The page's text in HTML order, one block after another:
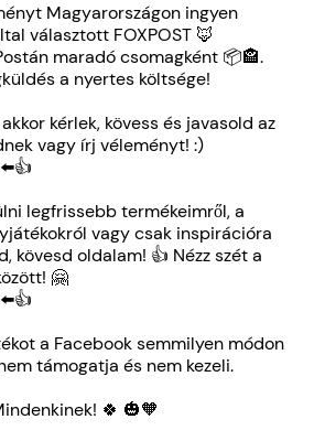
Magyarországon ingyen
választott FOXPOST 🦊
maradó csomagként 📦🏤.
a nyertes költsége!
kérlek, kövess és javasold az
vagy írj véleményt! :)
legfrissebb termékeimről, a
vagy csak inspirációra
kövesd oldalam! 👍 Nézz szét a
🤗
a Facebook semmilyen módon
támogatja és nem kezeli.
🍀 🎃🧡